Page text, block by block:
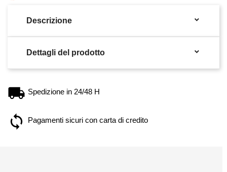
Descrizione 
Dettagli del prodotto 
Spedizione in 24/48 H
Pagamenti sicuri con carta di credito